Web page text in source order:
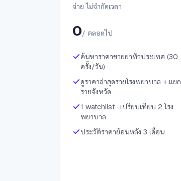
จ่าย ไม่จำกัดเวลา
0/ ตลอดไป
ค้นหาราคาขายยาทั่วประเทศ (30
ครั้ง/วัน)
ดูราคาล่าสุดรายโรงพยาบาล + แยก
รายจังหวัด
1 watchlist · เปรียบเทียบ 2 โรง
พยาบาล
ประวัติราคาย้อนหลัง 3 เดือน